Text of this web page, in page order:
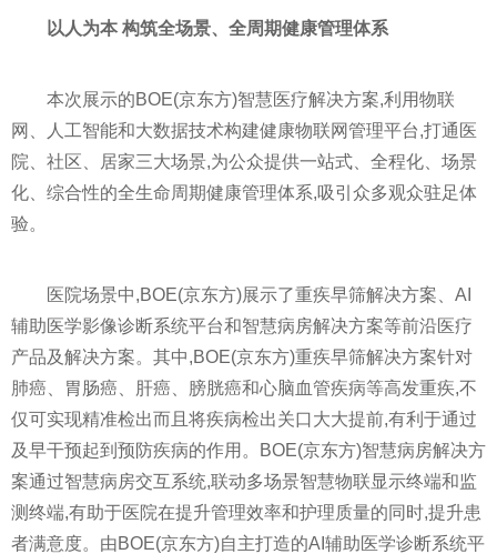
以人为本 构筑全场景、全周期健康管理体系
本次展示的BOE(京东方)智慧医疗解决方案,利用物联
网、人工智能和大数据技术构建健康物联网管理平台,打通医
院、社区、居家三大场景,为公众提供一站式、全程化、场景
化、综合性的全生命周期健康管理体系,吸引众多观众驻足体
验。
医院场景中,BOE(京东方)展示了重疾早筛解决方案、AI
辅助医学影像诊断系统平台和智慧病房解决方案等前沿医疗
产品及解决方案。其中,BOE(京东方)重疾早筛解决方案针对
肺癌、胃肠癌、肝癌、膀胱癌和心脑血管疾病等高发重疾,不
仅可实现精准检出而且将疾病检出关口大大提前,有利于通过
及早干预起到预防疾病的作用。BOE(京东方)智慧病房解决方
案通过智慧病房交互系统,联动多场景智慧物联显示终端和监
测终端,有助于医院在提升管理效率和护理质量的同时,提升患
者满意度。由BOE(京东方)自主打造的AI辅助医学诊断系统平